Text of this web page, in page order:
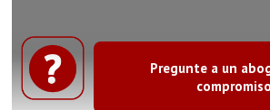
Pregunte a un
compromiso